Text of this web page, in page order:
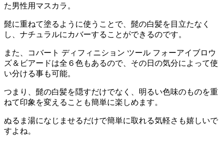
た男性用マスカラ。
髭に重ねて塗るように使うことで、髭の白髪を目立たなく
し、ナチュラルにカバーすることができるのです。
また、コバート ディフィニション ツール フォーアイブロウ
ズ＆ビアードは全６色もあるので、その日の気分によって使
い分ける事も可能。
つまり、髭の白髪を隠すだけでなく、明るい色味のものを重
ねて印象を変えることも簡単に楽しめます。
ぬるま湯になじませるだけで簡単に取れる気軽さも嬉しいで
すよね。